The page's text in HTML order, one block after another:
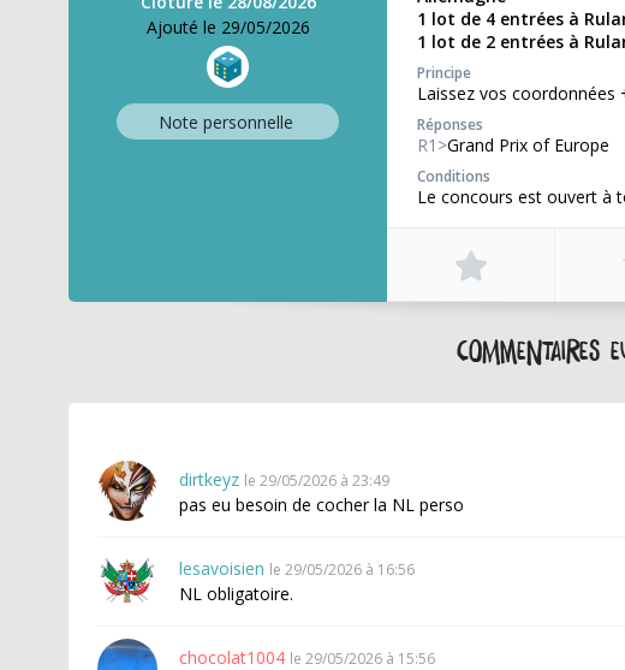
Ajouté le 29/05/2026
Note personnelle
1 lot de 4 entrées à
1 lot de 2 entrées à
Principe
Laissez vos coordonnées
Réponses
R1>Grand Prix of Europe
Conditions
Le concours est ouvert à
Commentaires
dirtkeyz le 29/05/2026 à 23:49
pas eu besoin de cocher la NL perso
lesavoisien le 29/05/2026 à 16:56
NL obligatoire.
chocolat1004 le 29/05/2026 à 15:56